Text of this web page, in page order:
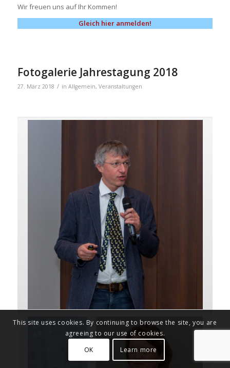
Wir freuen uns auf Ihr Kommen!
Gleich hier anmelden!
Fotogalerie Jahrestagung 2018
27. März 2018 / in Allgemein, Veranstaltungen
This site uses cookies. By continuing to browse the site, you are
agreeing to our use of cookies.
OK
Learn more